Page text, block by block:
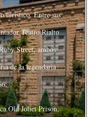
turístico. Entre sus
Teatro Rialto
Street, ambos
de la legendaria
Old Joliet Prison,